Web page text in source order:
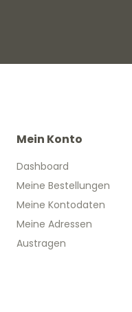
Mein Konto
Dashboard
Meine Bestellungen
Meine Kontodaten
Meine Adressen
Austragen